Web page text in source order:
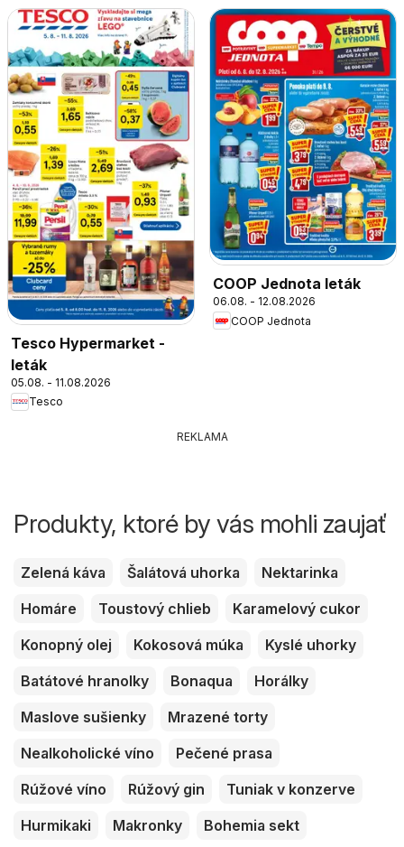
Tesco Hypermarket -
leták
05.08. - 11.08.2026
Tesco
COOP Jednota leták
06.08. - 12.08.2026
COOP Jednota
REKLAMA
Produkty, ktoré by vás mohli zaujať
Zelená káva Šalátová uhorka
Nektarinka
Homáre
Toustový chlieb
Karamelový cukor
Konopný olej
Kokosová múka
Kyslé uhorky
Batátové hranolky
Bonaqua
Horálky
Maslove sušienky
Mrazené torty
Nealkoholické víno
Pečené prasa
Rúžové víno
Rúžový gin
Tuniak v konzerve
Hurmikaki
Makronky
Bohemia sekt